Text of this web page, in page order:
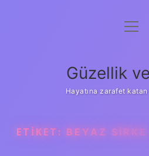
Anasayfa
Yasal
Güzellik
Hayatına zarafet
ETIKET: BEYAZ SIRKE